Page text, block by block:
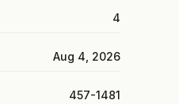
4
Aug 4, 2026
457-1481